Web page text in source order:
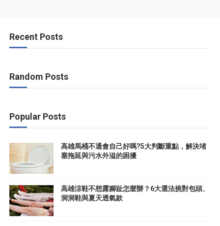
Recent Posts
Random Posts
Popular Posts
高雄馬桶不通會自己好嗎?5大判斷重點，解決堵
塞拖延與污水外溢的困擾
高雄涼鞋不想露腳趾怎麼辦？6大選法挑對包頭、
洞洞鞋與夏天透氣款